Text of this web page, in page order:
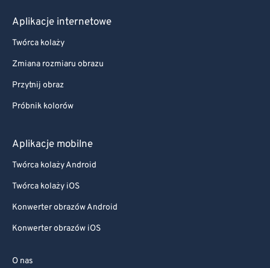
Aplikacje internetowe
Twórca kolaży
Zmiana rozmiaru obrazu
Przytnij obraz
Próbnik kolorów
Aplikacje mobilne
Twórca kolaży Android
Twórca kolaży iOS
Konwerter obrazów Android
Konwerter obrazów iOS
O nas